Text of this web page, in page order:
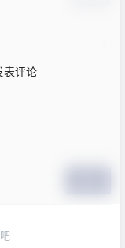
表评论